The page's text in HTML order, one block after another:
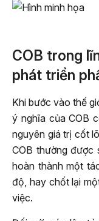
COB trong
phát triển
Khi bước vào thế
ý nghĩa của COB
nguyên giá trị cốt
COB thường được
hoàn thành một
độ, hay chốt lại
việc.